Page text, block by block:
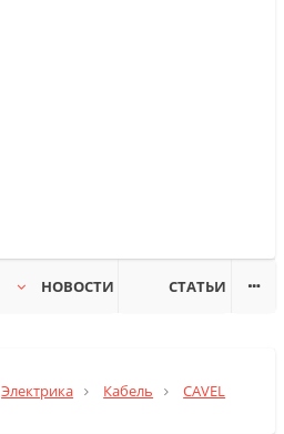
НОВОСТИ СТАТЬИ
Электрика Кабель CAVEL